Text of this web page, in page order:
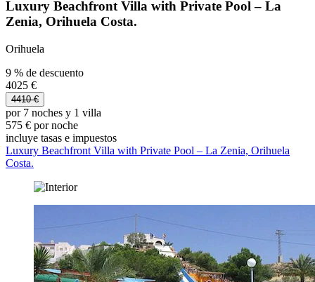
Luxury Beachfront Villa with Private Pool – La
Zenia, Orihuela Costa.
Orihuela
9 % de descuento
4025 €
4410 €
por 7 noches y 1 villa
575 € por noche
incluye tasas e impuestos
Luxury Beachfront Villa with Private Pool – La Zenia, Orihuela
Costa.